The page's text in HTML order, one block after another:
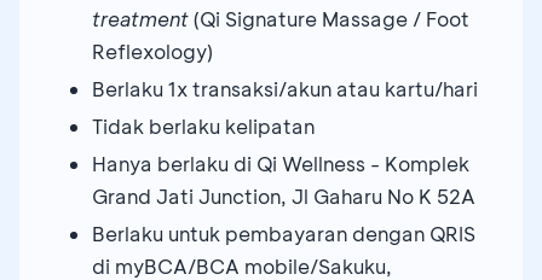
treatment(Qi Signature Massage / Foot
Reflexology)
Berlaku 1x transaksi/akun atau kartu/hari
Tidak berlaku kelipatan
Hanya berlaku di Qi Wellness - Komplek
Grand Jati Junction, Jl Gaharu No K 52A
Berlaku untuk pembayaran dengan QRIS
di myBCA/BCA mobile/Sakuku,